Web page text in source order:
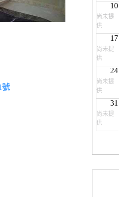
10
尚未提
供
17
尚未提
供
24
尚未提
供
31
尚未提
供
號